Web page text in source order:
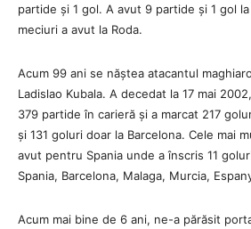
partide și 1 gol. A avut 9 partide și 1 gol
meciuri a avut la Roda.
Acum 99 ani se năștea atacantul
Ladislao Kubala. A decedat la 17 mai
379 partide în carieră și a marcat 217
și 131 goluri doar la Barcelona. Cele mai
avut pentru Spania unde a înscris 11
Spania, Barcelona, Malaga, Murcia,
Acum mai bine de 6 ani, ne-a părăsit